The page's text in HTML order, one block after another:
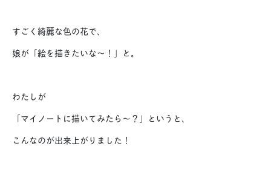
すごく綺麗な色の花で、
娘が「絵を描きたいな〜！」と。
わたしが
「マイノートに描いてみたら〜？」というと、
こんなのが出来上がりました！